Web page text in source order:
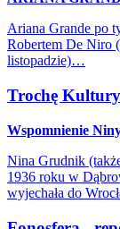
Ariana Grande po
Robertem De Niro
listopadzie)…
Trochę Kultury
Wspomnienie
Nina Grudnik
1936 roku w
wyjechała do